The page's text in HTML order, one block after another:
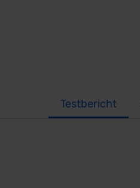
Testbericht